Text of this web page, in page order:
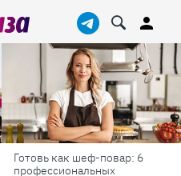
Готовь как шеф-повар: 6
профессиональных